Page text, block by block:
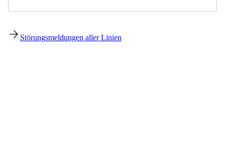
Störungsmeldungen aller Linien